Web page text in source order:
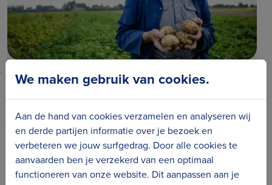
Joseph Zwaenepoel - De Haan
De Haan
Pauline Vincke - Verzetsheldin
De Haan
We maken gebruik van cookies.
Aan de hand van cookies verzamelen en analyseren wij
en derde partijen informatie over je bezoek en
verbeteren we jouw surfgedrag. Door alle cookies te
aanvaarden ben je verzekerd van een optimaal
functioneren van onze website. Dit aanpassen aan je